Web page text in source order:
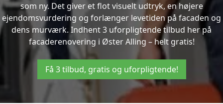
som ny. Det giver et flot visuelt udtryk, en højere
ejendomsvurdering og forlænger levetiden på facaden og
dens murværk. Indhent 3 uforpligtende tilbud her på
facaderenovering i Øster Alling – helt gratis!
Få 3 tilbud, gratis og uforpligtende!